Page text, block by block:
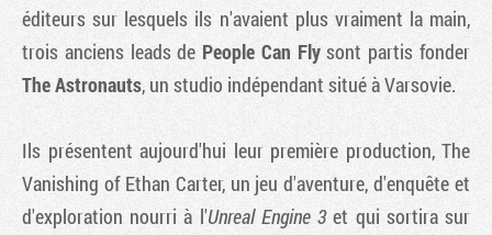
éditeurs sur lesquels ils n'avaient plus vraiment la main,
trois anciens leads de People Can Flysont partis fonder
The Astronauts, un studio indépendant situé à Varsovie.
Ils présentent aujourd'hui leur première production, The
Vanishing of Ethan Carter, un jeu d'aventure, d'enquête et
d'exploration nourri à l'Unreal Engine 3et qui sortira sur
Tribune